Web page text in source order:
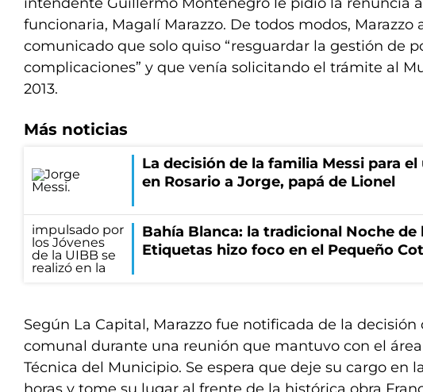
funcionaria, Magalí Marazzo. De todos modos, Marazzo
comunicado que solo quiso “resguardar la gestión de
complicaciones” y que venía solicitando el trámite al
2013.
Más noticias
La decisión de la familia Messi para
en Rosario a Jorge, papá de Lionel
Bahía Blanca: la tradicional Noche de
Etiquetas hizo foco en el Pequeño
Según La Capital, Marazzo fue notificada de la decisión
comunal durante una reunión que mantuvo con el
Técnica del Municipio. Se espera que deje su cargo en